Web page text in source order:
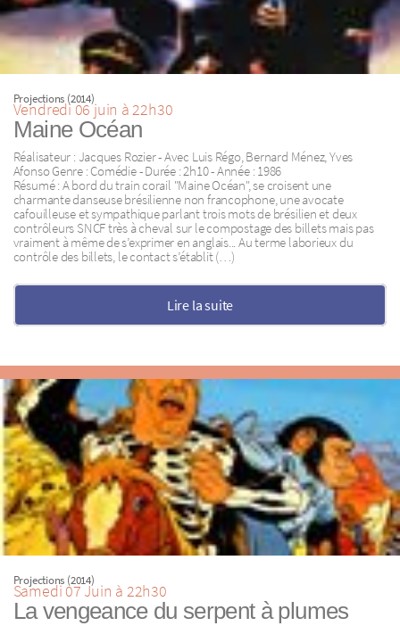
Projections (2014)
Vendredi 06 juin à 22h30
Maine Océan
Réalisateur : Jacques Rozier - Avec Luis Régo, Bernard Ménez, Yves
Afonso Genre : Comédie - Durée : 2h10 - Année : 1986
Résumé : A bord du train corail "Maine Océan", se croisent une
charmante danseuse brésilienne non francophone, une avocate
cafouilleuse et sympathique parlant trois mots de brésilien et deux
contrôleurs SNCF très à cheval sur le compostage des billets mais pas
vraiment à même de s’exprimer en anglais... Au terme laborieux du
contrôle des billets, le contact s’établit (…)
Lire la suite
Projections (2014)
Samedi 07 Juin à 22h30
La vengeance du serpent à plumes